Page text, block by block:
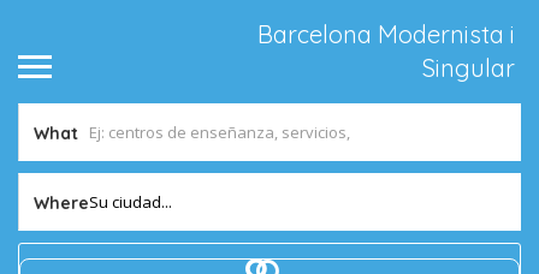
Barcelona Modernista i
Singular
What
WhereSu ciudad...